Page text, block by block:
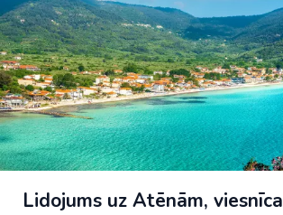
Lidojums uz Atēnām, viesnīca